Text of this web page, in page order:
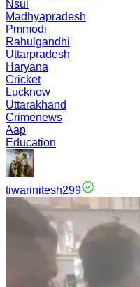
Nsui
Madhyapradesh
Pmmodi
Rahulgandhi
Uttarpradesh
Haryana
Cricket
Lucknow
Uttarakhand
Crimenews
Aap
Education
tiwarinitesh299